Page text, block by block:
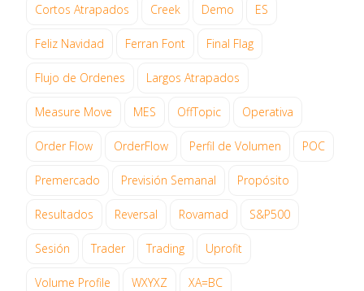
Cortos Atrapados Creek Demo ES
Feliz Navidad Ferran Font Final Flag
Flujo de Ordenes Largos Atrapados
Measure Move MES OffTopic Operativa
Order Flow OrderFlow Perfil de Volumen POC
Premercado Previsión Semanal Propósito
Resultados Reversal Rovamad S&P500
Sesión Trader Trading Uprofit
Volume Profile WXYXZ XA=BC